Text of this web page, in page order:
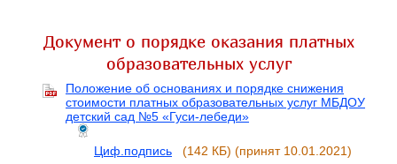
Документ о порядке оказания платных
образовательных услуг
Положение об основаниях и порядке снижения
стоимости платных образовательных услуг МБДОУ
детский сад №5 «Гуси-лебеди»
Циф.подпись (142 КБ) (принят 10.01.2021)